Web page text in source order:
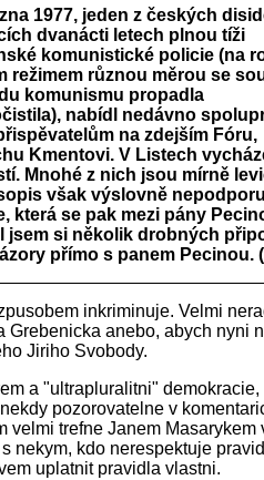
1977, jeden z českých
dvanácti letech plnou tíži
komunistické policie (na
různou měrou se
komunismu propadla
nabídl nedávno
na zdejším Fóru,
Kmentovi. V Listech
Mnohé z nich jsou mírně
však výslovně
která se pak mezi pány
jsem si několik drobných
přímo s panem Pecinou.
inkriminuje. Velmi
anebo, abych nyni
Jiriho Svobody.
a "ultrapluralitni" demokracie,
pozorovatelne v
velmi trefne Janem Masarykem
nekym, kdo nerespektuje
uplatnit pravidla vlastni.